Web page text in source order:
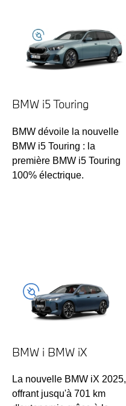
BMW i5 Touring
BMW dévoile la nouvelle
BMW i5 Touring : la
première BMW i5 Touring
100% électrique.
BMW i BMW iX
La nouvelle BMW iX 2025,
offrant jusqu'à 701 km